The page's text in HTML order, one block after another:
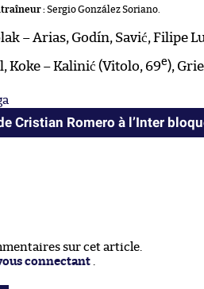
:Sergio González Soriano.
– Arias, Godín, Savić, Filipe
Koke – Kalinić (Vitolo, 69e),
Cristian Romero à l’Inter
sur cet article.
connectant .